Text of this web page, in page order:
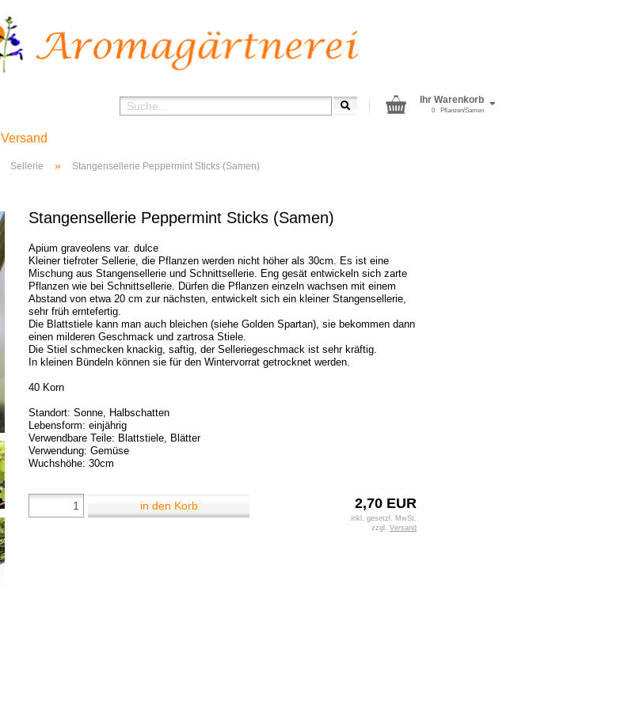
Versand
Ihr Warenkorb
Pflanzen/Samen
0
Sellerie » Stangensellerie Peppermint Sticks (Samen)
Stangensellerie Peppermint Sticks (Samen)
Apium graveolens var. dulce
Kleiner tiefroter Sellerie, die Pflanzen werden nicht höher als 30cm. Es ist eine
Mischung aus Stangensellerie und Schnittsellerie. Eng gesät entwickeln sich zarte
Pflanzen wie bei Schnittsellerie. Dürfen die Pflanzen einzeln wachsen mit einem
Abstand von etwa 20 cm zur nächsten, entwickelt sich ein kleiner Stangensellerie,
sehr früh erntefertig.
Die Blattstiele kann man auch bleichen (siehe Golden Spartan), sie bekommen dann
einen milderen Geschmack und zartrosa Stiele.
Die Stiel schmecken knackig, saftig, der Selleriegeschmack ist sehr kräftig.
In kleinen Bündeln können sie für den Wintervorrat getrocknet werden.
40 Korn
Standort: Sonne, Halbschatten
Lebensform: einjährig
Verwendbare Teile: Blattstiele, Blätter
Verwendung: Gemüse
Wuchshöhe: 30cm
2,70 EUR
inkl. gesetzl. MwSt.
zzgl. Versand
in den Korb